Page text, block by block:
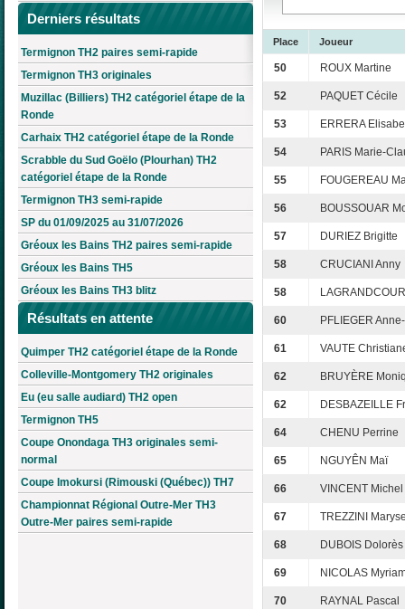
Derniers résultats
Termignon TH2 paires semi-rapide
Termignon TH3 originales
Muzillac (Billiers) TH2 catégoriel étape de la
Ronde
Carhaix TH2 catégoriel étape de la Ronde
Scrabble du Sud Goëlo (Plourhan) TH2
catégoriel étape de la Ronde
Termignon TH3 semi-rapide
SP du 01/09/2025 au 31/07/2026
Gréoux les Bains TH2 paires semi-rapide
Gréoux les Bains TH5
Gréoux les Bains TH3 blitz
Résultats en attente
Quimper TH2 catégoriel étape de la Ronde
Colleville-Montgomery TH2 originales
Eu (eu salle audiard) TH2 open
Termignon TH5
Coupe Onondaga TH3 originales semi-
normal
Coupe Imokursi (Rimouski (Québec)) TH7
Championnat Régional Outre-Mer TH3
Outre-Mer paires semi-rapide
Place Joueur
50 ROUX Martine
52 PAQUET Cécile
53 ERRERA
54 PARIS Marie-
55 FOUGEREAU
56 BOUSSOUAR
57 DURIEZ Brigitte
58 CRUCIANI Anny
58
60 PFLIEGER
61 VAUTE
62 BRUYÈRE
62 DESBAZEILLE
64 CHENU Perrine
65 NGUYÊN Maï
66 VINCENT Michel
67 TREZZINI
68 DUBOIS Dolorès
69 NICOLAS
70 RAYNAL Pascal